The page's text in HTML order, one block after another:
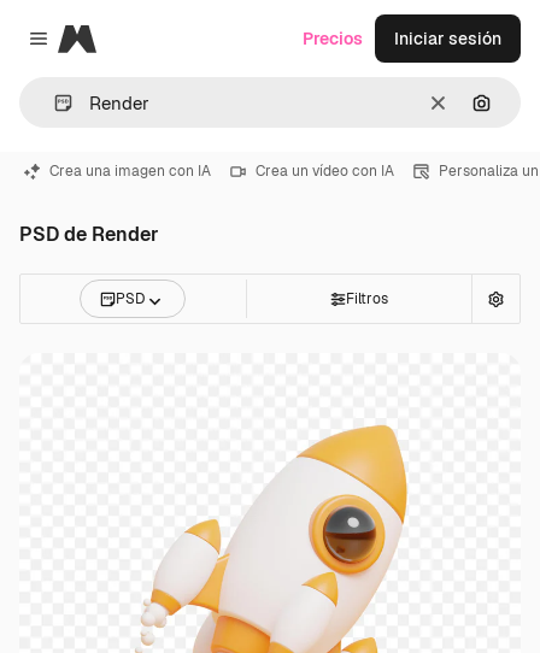
Close menu
Magnific
Borrar
Precios Iniciar sesión
Crea una imagen con IA Crea un vídeo con IA Personaliza
PSD de Render
PSD Filtros